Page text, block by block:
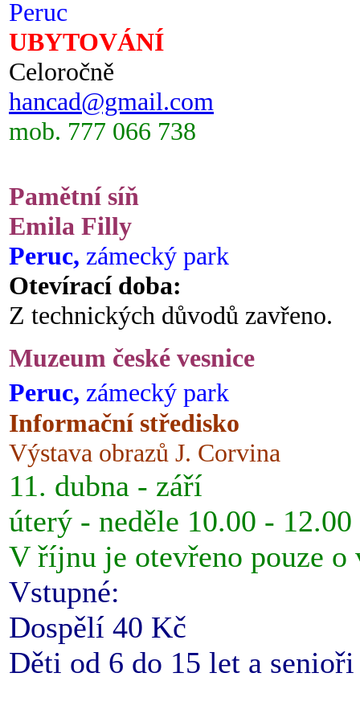
Peruc
UBYTOVÁNÍ
Celoročně
hancad@gmail.com
mob. 777 066 738
Pamětní síň
Emila Filly
Peruc, zámecký park
Otevírací doba:
Z technických důvodů zavřeno.
Muzeum české vesnice
Peruc, zámecký park
Informační středisko
Výstava obrazů J. Corvina
11. dubna - září
úterý - neděle 10.00 -
V říjnu je otevřeno pouze o
Vstupné:
Dospělí 40 Kč
Děti od 6 do 15 let a